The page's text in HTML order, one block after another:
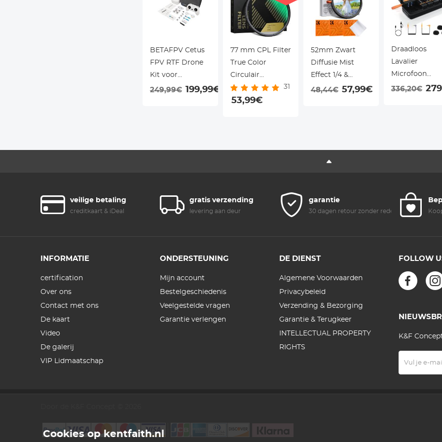
BETAFPV Cetus
FPV RTF Drone
Kit voor
geborstelde
afstandsbediening
Drone Kit voor
beginners
249,99€ 199,99€
77 mm CPL Filter
True Color
Circulair
Polarisatiefilter
Met 28 Lagen
Nano Xcel Serie
31
53,99€
52mm Zwart
Diffusie Mist
Effect 1/4 &
Variabel ND2-32
Lensfilter met 18
Multi-Coatings
48,44€ 57,99€
Draadloos
Lavalier
Microfoon
Systeem met 4
336,20€
veilige betaling
creditkaart & iDeal
gratis verzending
levering aan deur
garantie
30 dagen retour zonder reden
INFORMATIE
certification
Over ons
Contact met ons
De kaart
Video
De galerij
VIP Lidmaatschap
ONDERSTEUNING
Mijn account
Bestelgeschiedenis
Veelgestelde vragen
Garantie verlengen
DE DIENST
Algemene Voorwaarden
Privacybeleid
Verzending & Bezorging
Garantie & Terugkeer
INTELLECTUAL PROPERTY
RIGHTS
FOLLOW
K&F
Cookies op kentfaith.nl